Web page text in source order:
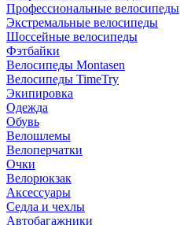
Профессиональные велосипеды
Экстремальные велосипеды
Шоссейные велосипеды
Фэтбайки
Велосипеды Montasen
Велосипеды TimeTry
Экипировка
Одежда
Обувь
Велошлемы
Велоперчатки
Очки
Велорюкзак
Аксессуары
Седла и чехлы
Автобагажники